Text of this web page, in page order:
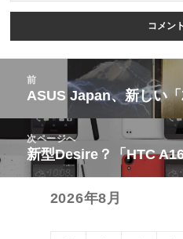
ビ
ゲ
ー
前
前
の
投
稿:
ASUS Japan、新しい
次ページへ
次
の
新型Desire？「HTC
2026年8月